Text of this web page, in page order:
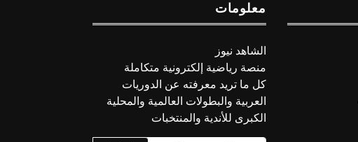
معلومات
الشاهد نيوز
منصة رياضية إلكترونية متكاملة
كل ما تريد معرفته عن الدوريات
العربية والبطولات العالمية والمحلية
الكبرى للأندية والمنتخبات